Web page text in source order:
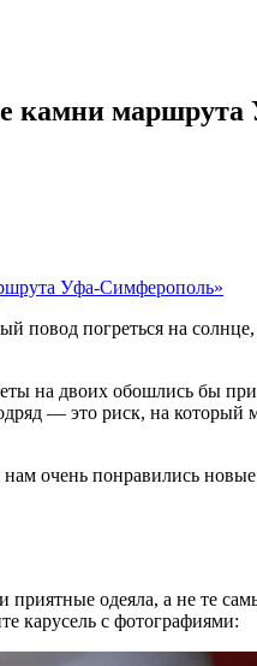
камни
Уфа-Симферополь»
погреться на
на двоих обошлись бы
— это риск, на
очень понравились
одеяла, а не те
карусель с фотографиями: